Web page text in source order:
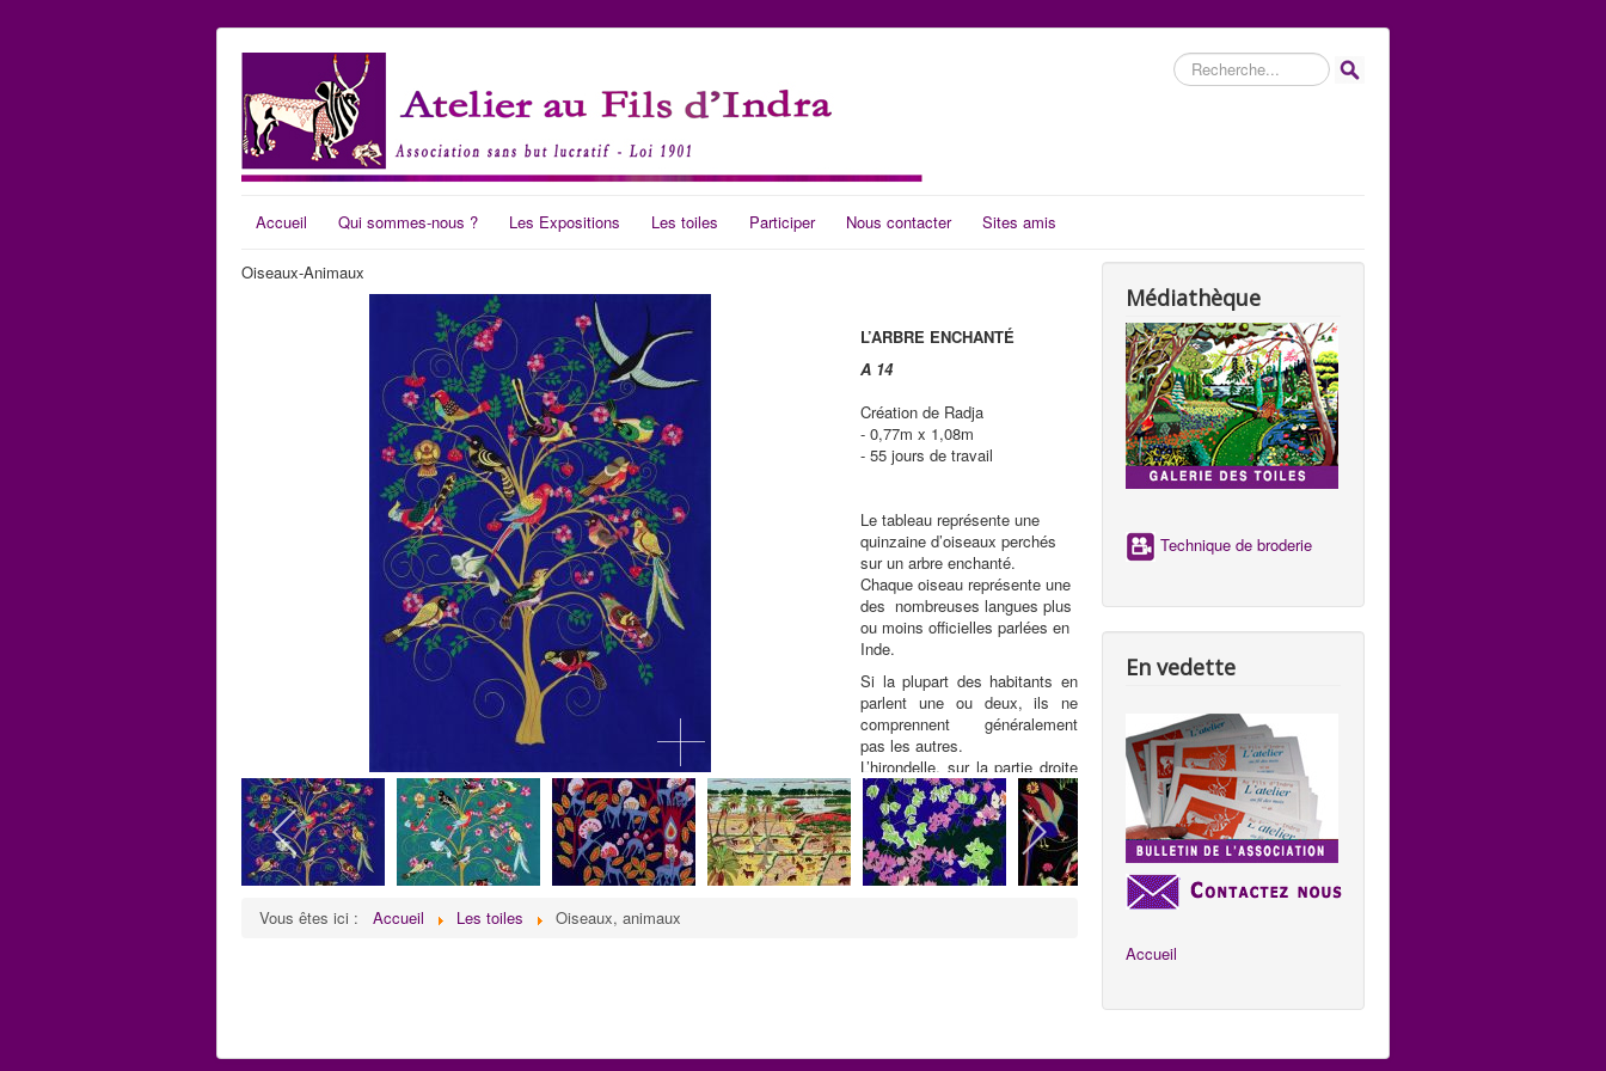
Rechercher
Accueil Qui sommes-nous ? Les Expositions Les toiles Participer Nous contacter Sites amis
Oiseaux-Animaux
L’ARBRE ENCHANTÉ
A 14
Création de Radja
- 0,77m x 1,08m
- 55 jours de travail
Le tableau représente une
quinzaine d’oiseaux perchés
sur un arbre enchanté.
Chaque oiseau représente une
des nombreuses langues plus
ou moins officielles parlées en
Inde.
Si la plupart des habitants en
parlent une ou deux, ils ne
comprennent généralement
pas les autres.
L’hirondelle, sur la partie droite
du tableau représente la langue
venue d’ailleurs, l’anglais,
arrivée au secours de toutes
les autres car c’est elle qui est
parlée un peu partout et qui
Vous êtes ici : Accueil Les toiles Oiseaux, animaux
Médiathèque
Technique de broderie
En vedette
Accueil